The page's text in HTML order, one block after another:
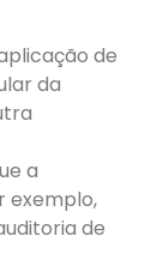
de
da
a
exemplo,
de